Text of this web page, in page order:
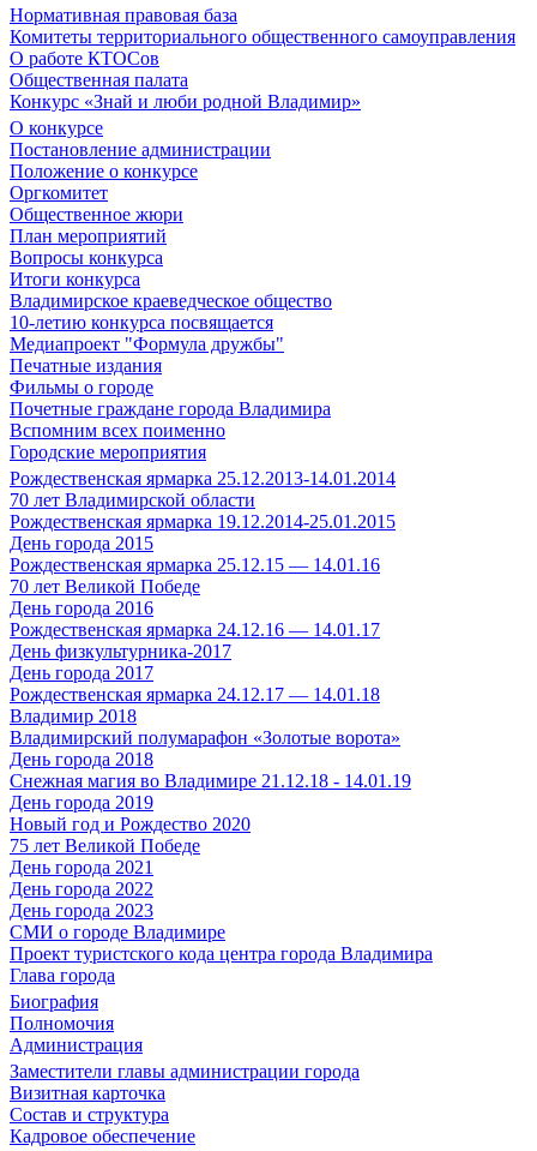
Нормативная правовая база
Комитеты территориального общественного самоуправления
О работе КТОСов
Общественная палата
Конкурс «Знай и люби родной Владимир»
О конкурсе
Постановление администрации
Положение о конкурсе
Оргкомитет
Общественное жюри
План мероприятий
Вопросы конкурса
Итоги конкурса
Владимирское краеведческое общество
10-летию конкурса посвящается
Медиапроект "Формула дружбы"
Печатные издания
Фильмы о городе
Почетные граждане города Владимира
Вспомним всех поименно
Городские мероприятия
Рождественская ярмарка 25.12.2013-14.01.2014
70 лет Владимирской области
Рождественская ярмарка 19.12.2014-25.01.2015
День города 2015
Рождественская ярмарка 25.12.15 — 14.01.16
70 лет Великой Победе
День города 2016
Рождественская ярмарка 24.12.16 — 14.01.17
День физкультурника-2017
День города 2017
Рождественская ярмарка 24.12.17 — 14.01.18
Владимир 2018
Владимирский полумарафон «Золотые ворота»
День города 2018
Снежная магия во Владимире 21.12.18 - 14.01.19
День города 2019
Новый год и Рождество 2020
75 лет Великой Победе
День города 2021
День города 2022
День города 2023
СМИ о городе Владимире
Проект туристского кода центра города Владимира
Глава города
Биография
Полномочия
Администрация
Заместители главы администрации города
Визитная карточка
Состав и структура
Кадровое обеспечение